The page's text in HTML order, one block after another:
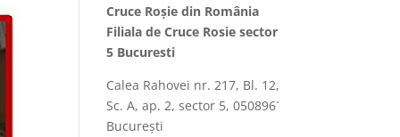
Cruce Roşie din România
Filiala de Cruce Rosie sector
5 Bucuresti
Calea Rahovei nr. 217, Bl. 12,
Sc. A, ap. 2, sector 5, 050896`
Bucureşti